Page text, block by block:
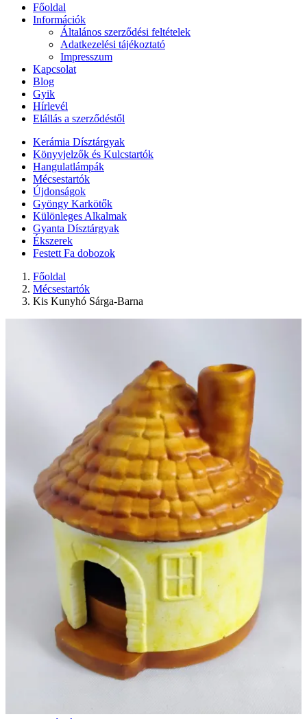
Főoldal
Információk
Általános szerződési feltételek
Adatkezelési tájékoztató
Impresszum
Kapcsolat
Blog
Gyik
Hírlevél
Elállás a szerződéstől
Kerámia Dísztárgyak
Könyvjelzők és Kulcstartók
Hangulatlámpák
Mécsestartók
Újdonságok
Gyöngy Karkötők
Különleges Alkalmak
Gyanta Dísztárgyak
Ékszerek
Festett Fa dobozok
Főoldal
Mécsestartók
Kis Kunyhó Sárga-Barna